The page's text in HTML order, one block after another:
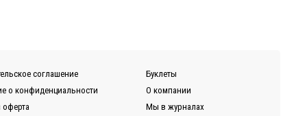
соглашение
о конфиденциальности
Буклеты
О компании
Мы в журналах